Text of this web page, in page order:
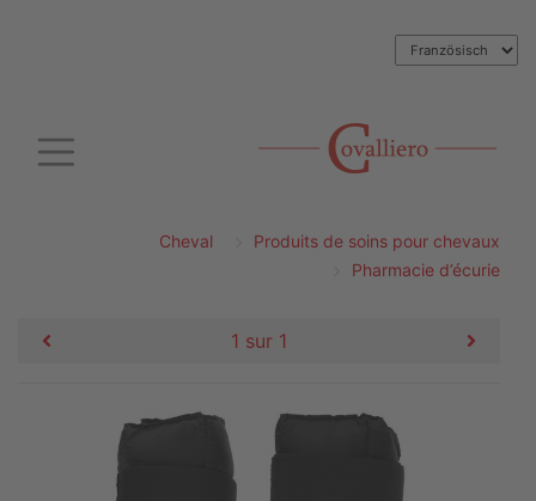
Cheval
Produits de soins pour chevaux
Pharmacie d’écurie
1 sur 1